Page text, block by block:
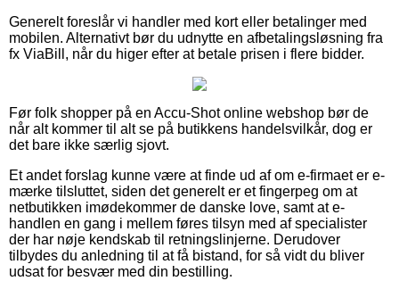
Generelt foreslår vi handler med kort eller betalinger med
mobilen. Alternativt bør du udnytte en afbetalingsløsning fra
fx ViaBill, når du higer efter at betale prisen i flere bidder.
Før folk shopper på en Accu-Shot online webshop bør de
når alt kommer til alt se på butikkens handelsvilkår, dog er
det bare ikke særlig sjovt.
Et andet forslag kunne være at finde ud af om e-firmaet er e-
mærke tilsluttet, siden det generelt er et fingerpeg om at
netbutikken imødekommer de danske love, samt at e-
handlen en gang i mellem føres tilsyn med af specialister
der har nøje kendskab til retningslinjerne. Derudover
tilbydes du anledning til at få bistand, for så vidt du bliver
udsat for besvær med din bestilling.